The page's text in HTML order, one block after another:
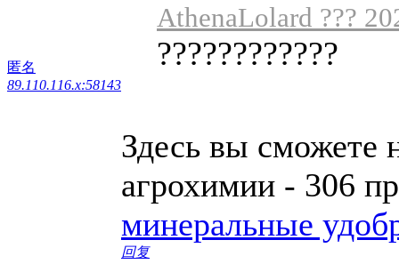
匿名
89.110.116.x:58143
AthenaLolard ???
????????????
Здесь вы сможете
агрохимии - 306
минеральные
回复